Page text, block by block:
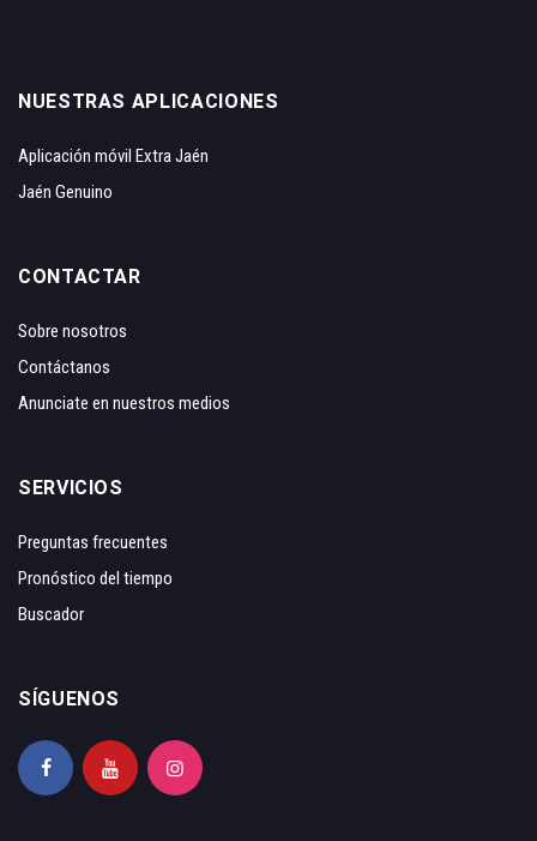
NUESTRAS APLICACIONES
Aplicación móvil Extra Jaén
Jaén Genuino
CONTACTAR
Sobre nosotros
Contáctanos
Anunciate en nuestros medios
SERVICIOS
Preguntas frecuentes
Pronóstico del tiempo
Buscador
SÍGUENOS